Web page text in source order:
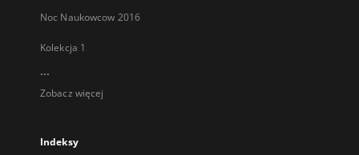
Noc Naukowcow 2016
Kolekcja 1
...
Zobacz więcej
Indeksy